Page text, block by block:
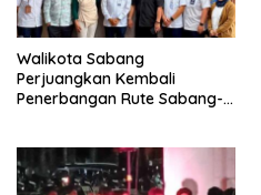
Walikota Sabang
Perjuangkan Kembali
Penerbangan Rute Sabang-